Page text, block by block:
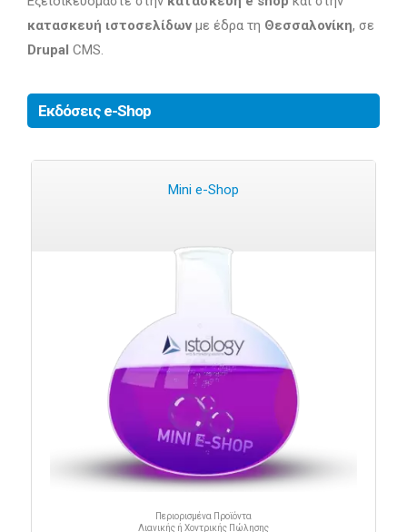
κατασκευή ιστοσελίδων με έδρα τη Θεσσαλονίκη, σε
Drupal CMS.
Εκδόσεις e-Shop
Mini e-Shop
Περιορισμένα Προϊόντα
Λιανικής ή Χοντρικής Πώλησης